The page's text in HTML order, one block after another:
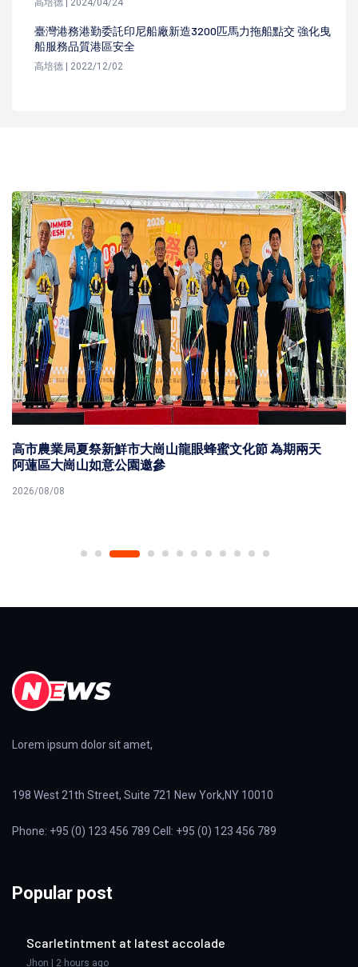
臺灣港務港勤委託印尼船廠新造3200匹馬力拖船點交 強化曳
船服務品質港區安全
高培德 | 2022/12/02
高市農業局夏祭新鮮市大崗山龍眼蜂蜜文化節 為期兩天
阿蓮區大崗山如意公園邀參
2026/08/08
Lorem ipsum dolor sit amet,
198 West 21th Street, Suite 721 New York,NY 10010
Phone: +95 (0) 123 456 789 Cell: +95 (0) 123 456 789
Popular post
Scarletintment at latest accolade
Jhon | 2 hours ago